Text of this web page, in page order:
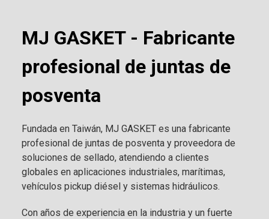
MJ GASKET - Fabricante
profesional de juntas de
posventa
Fundada en Taiwán, MJ GASKET es una fabricante
profesional de juntas de posventa y proveedora de
soluciones de sellado, atendiendo a clientes
globales en aplicaciones industriales, marítimas,
vehículos pickup diésel y sistemas hidráulicos.
Con años de experiencia en la industria y un fuerte